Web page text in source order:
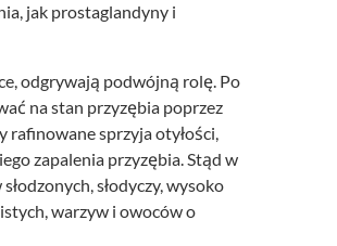
jak prostaglandyny i
odgrywają podwójną rolę. Po
na stan przyzębia poprzez
rafinowane sprzyja otyłości,
zapalenia przyzębia. Stąd w
słodyczy, wysoko
warzyw i owoców o